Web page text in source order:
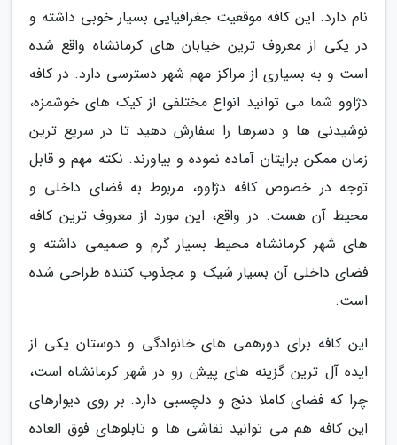
نام دارد. این کافه موقعیت جغرافیایی بسیار خوبی داشته و
در یکی از معروف ترین خیابان های کرمانشاه واقع شده
است و به بسیاری از مراکز مهم شهر دسترسی دارد. در کافه
دژاوو شما می توانید انواع مختلفی از کیک های خوشمزه،
نوشیدنی ها و دسرها را سفارش دهید تا در سریع ترین
زمان ممکن برایتان آماده نموده و بیاورند. نکته مهم و قابل
توجه در خصوص کافه دژاوو، مربوط به فضای داخلی و
محیط آن هست. در واقع، این مورد از معروف ترین کافه
های شهر کرمانشاه محیط بسیار گرم و صمیمی داشته و
فضای داخلی آن بسیار شیک و مجذوب کننده طراحی شده
است.
این کافه برای دورهمی های خانوادگی و دوستان یکی از
ایده آل ترین گزینه های پیش رو در شهر کرمانشاه است،
چرا که فضای کاملا دنج و دلچسبی دارد. بر روی دیوارهای
این کافه هم می توانید نقاشی ها و تابلوهای فوق العاده